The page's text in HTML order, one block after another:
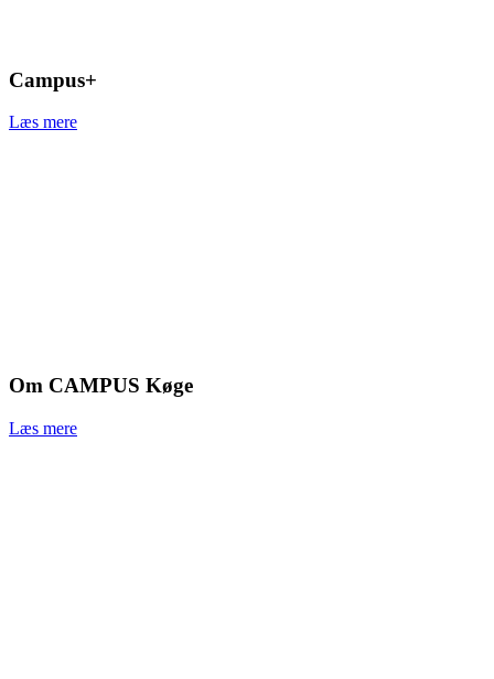
Campus+
Læs mere
Om CAMPUS Køge
Læs mere